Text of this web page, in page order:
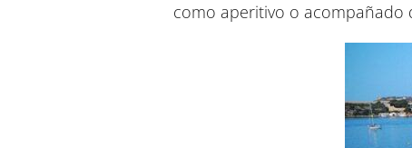
como aperitivo o acompañado